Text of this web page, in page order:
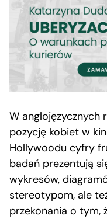
W
pozycję kobiet w
Hollywoodu cyfry
badań prezentują
wykresów,
stereotypom, ale
przekonania o tym,